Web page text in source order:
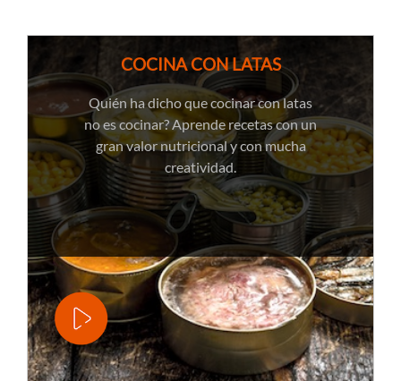
COCINA CON LATAS
Quién ha dicho que cocinar con latas
no es cocinar? Aprende recetas con un
gran valor nutricional y con mucha
creatividad.